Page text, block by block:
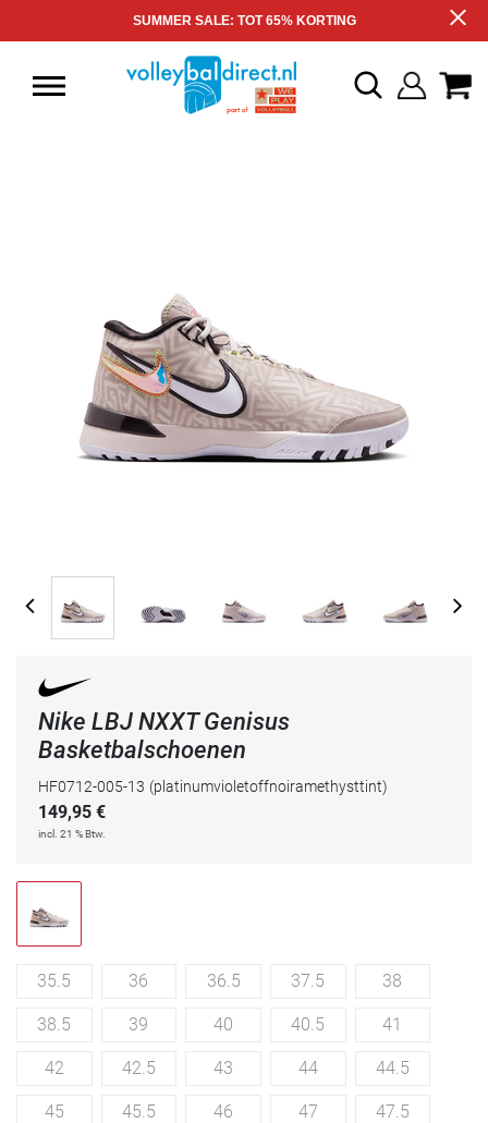
SUMMER SALE: TOT 65% KORTING
Nike LBJ NXXT Genisus
Basketbalschoenen
HF0712-005-13 (platinumvioletoffnoiramethysttint)
149,95 €
incl. 21 % Btw.
35.5 36 36.5 37.5 38
38.5 39 40 40.5 41
42 42.5 43 44 44.5
45 45.5 46 47 47.5